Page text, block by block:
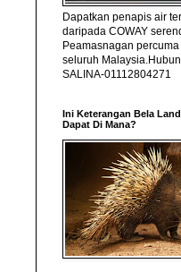
Dapatkan penapis air
daripada COWAY
Peamasnagan
seluruh
SALINA-01112804271
Ini Keterangan Bela
Dapat Di Mana?